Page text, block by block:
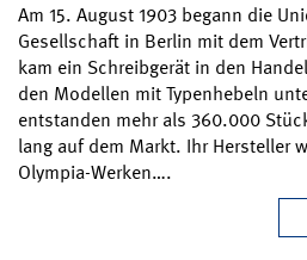
Am 15. August 1903 begann die
Gesellschaft in Berlin mit dem
kam ein Schreibgerät in den
den Modellen mit Typenhebeln
entstanden mehr als 360.000
lang auf dem Markt. Ihr Hersteller
Olympia-Werken….